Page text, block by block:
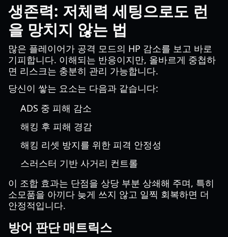
생존력: 저체력 세팅으로도 런
을 망치지 않는 법
많은 플레이어가 공격 모드의 HP 감소를 보고 바로
기피합니다. 이해되는 반응이지만, 올바르게 중첩하
면 리스크는 충분히 관리 가능합니다.
당신이 쌓는 요소는 다음과 같습니다:
ADS 중 피해 감소
해킹 후 피해 경감
해킹 리셋 방지를 위한 피격 안정성
스러스터 기반 사거리 컨트롤
이 조합 효과는 단점을 상당 부분 상쇄해 주며, 특히
소모품을 아끼다 늦게 쓰지 않고 일찍 회복하면 더
안정적입니다.
방어 판단 매트릭스